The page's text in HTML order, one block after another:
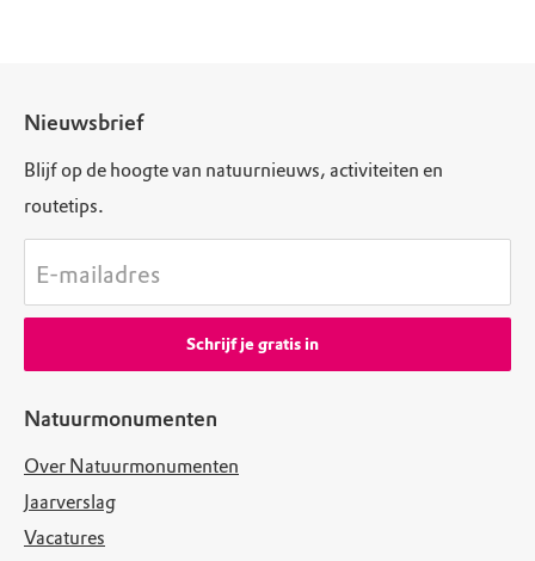
Natuurmonumenten
Over Natuurmonumenten
Jaarverslag
Vacatures
Nieuwsbrief
Blijf op de hoogte van natuurnieuws, activiteiten en
routetips.
E-mailadres
Schrijf je gratis in